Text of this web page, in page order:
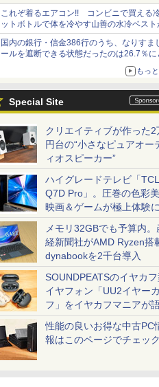
【やじうまWatch】
これぞ着るエアコン!! コンビニで買える
ットボトルで体を冷やす山善の水冷ベスト
ードバイクにちょうどいい【ぼっち・ざ・
ど！その14】【空いた時間でなにしてる
国内の銀行・信金386行のうち、なりすま
ールを遮断できる状態だったのは26.7％に
まる～GMOブランドセキュリティ調査
もっ
Special Site
クリエイティブが作った2
円台の“小さなピュアオー
ィオスピーカー”
ハイグレードテレビ「TCL
Q7D Pro」。圧巻の色彩
映画＆ゲームが極上体験に
メモリ32GBでも予算内。
経新聞社がAMD Ryzen搭
dynabookを2千台導入
SOUNDPEATSのイヤカフ
イヤフォン「UU2イヤーカ
フ」をイヤカフマニアが
性能の良いお得な中古PC
報はこのページでチェック